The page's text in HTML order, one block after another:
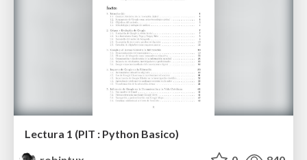
Lectura 1 (PIT : Python Basico)